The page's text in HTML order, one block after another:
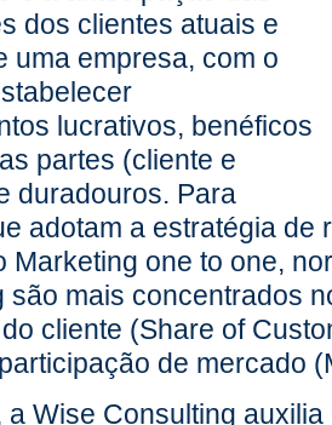
dos clientes atuais e
uma empresa, com o
lucrativos, benéficos
partes (cliente e
duradouros. Para
adotam a estratégia de
Marketing one to one,
são mais concentrados
cliente (Share of
de mercado
a Wise Consulting